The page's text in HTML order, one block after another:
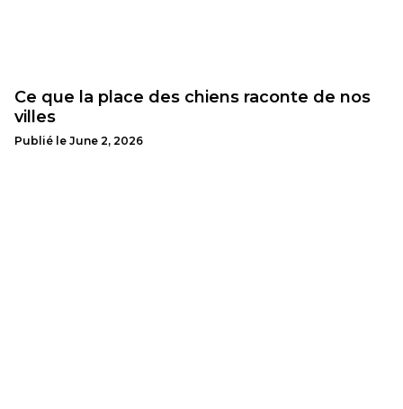
Ce que la place des chiens raconte de nos
villes
Publié le June 2, 2026